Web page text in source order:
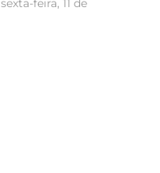
feira, 11 de